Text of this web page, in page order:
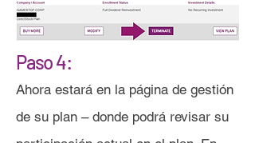
Paso 4:
Ahora estará en la página de gestión
de su plan – donde podrá revisar su